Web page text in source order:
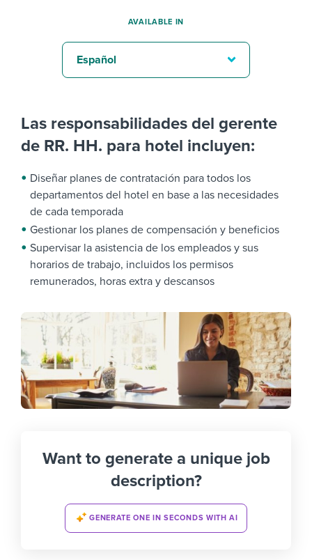
Las responsabilidades del gerente
de RR. HH. para hotel incluyen:
Diseñar planes de contratación para todos los
departamentos del hotel en base a las necesidades
de cada temporada
Gestionar los planes de compensación y beneficios
Supervisar la asistencia de los empleados y sus
horarios de trabajo, incluidos los permisos
remunerados, horas extra y descansos
Want to generate a unique job
description?
GENERATE ONE IN SECONDS WITH AI
AVAILABLE IN
Español